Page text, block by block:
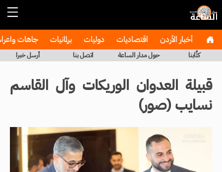
أخبار الأردن اقتصاديات دوليات برلمانيات جاهات
كتَّابنا حول مدار الساعة اتصل بنا أرسل خبرا
قبيلة العدوان الوريكات وآل القاسم
نسايب (صور)